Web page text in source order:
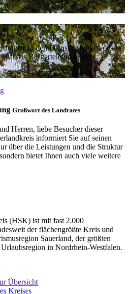
zu den Dienstleistungen des
hilft das Bürgertelefon weiter.
Grußwort des Landrates
Herren, liebe Besucher dieser
informiert Sie auf seinen
über die Leistungen und die Struktur
bietet Ihnen auch viele weitere
(HSK) ist mit fast 2.000
der flächengrößte Kreis und
Sauerland, der größten
Urlaubsregion in Nordrhein-Westfalen.
Übersicht
Kreises